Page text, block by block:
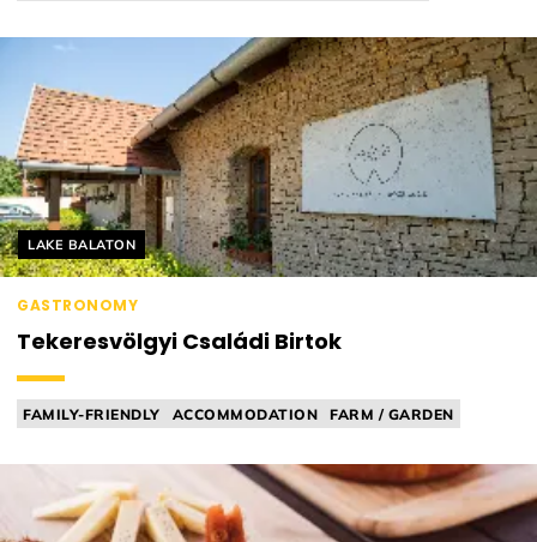
Helyszín címkék:
LAKE BALATON
GASTRONOMY
Tekeresvölgyi Családi Birtok
FAMILY-FRIENDLY ACCOMMODATION
FARM / GARDEN